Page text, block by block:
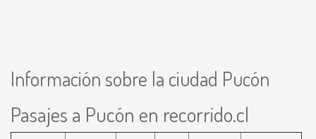
Información sobre la ciudad Pucón
Pasajes a Pucón en recorrido.cl